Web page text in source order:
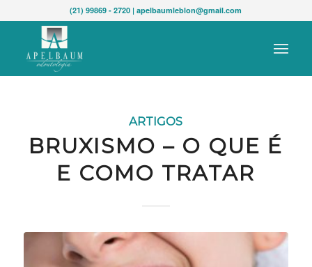
(21) 99869 - 2720 | apelbaumleblon@gmail.com
ARTIGOS
BRUXISMO – O QUE É
E COMO TRATAR